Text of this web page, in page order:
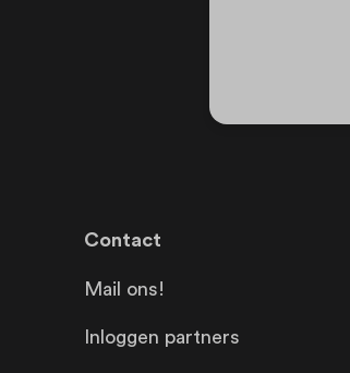
Contact
Mail ons!
Inloggen partners